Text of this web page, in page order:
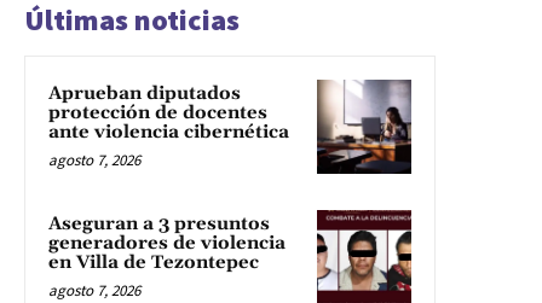
Últimas noticias
Aprueban diputados
protección de docentes
ante violencia cibernética
agosto 7, 2026
Aseguran a 3 presuntos
generadores de violencia
en Villa de Tezontepec
agosto 7, 2026